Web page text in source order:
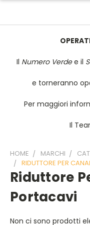
Il Numero Verdee il
e torneranno
Per maggiori
Il
HOME MARCHI
RIDUTTORE PER
Riduttore
Portacavi
Non ci sono prodotti